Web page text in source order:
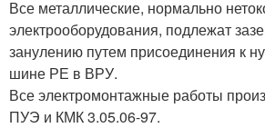
Все металлические, нормально
электрооборудования, подлежат
занулению путем присоединения к
шине РЕ в ВРУ.
Все электромонтажные работы
ПУЭ и КМК 3.05.06-97.